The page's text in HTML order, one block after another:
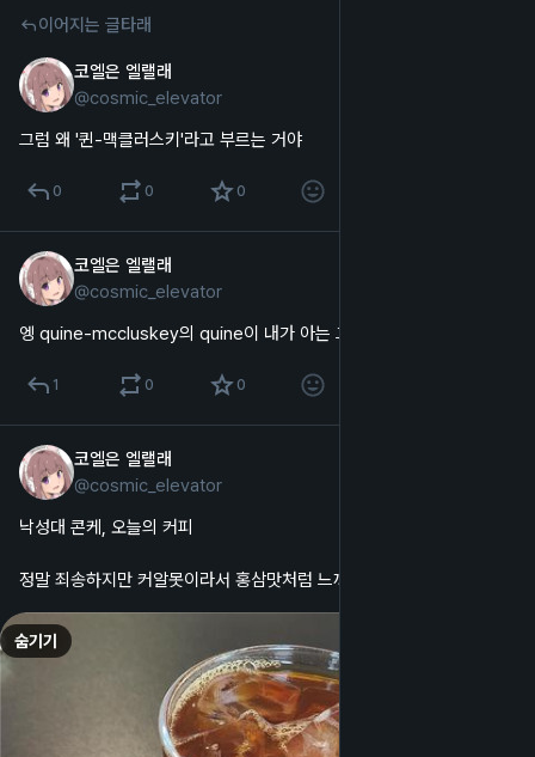
이어지는 글타래
코엘은 엘랠래
@cosmic_elevator
그럼 왜 '퀸-맥클러스키'라고 부르는 거야
0 0 0
코엘은 엘랠래
@cosmic_elevator
엥 quine-mccluskey의 quine이 내가 아는 그 콰인이었어?
1 0 0
코엘은 엘랠래
@cosmic_elevator
낙성대 콘케, 오늘의 커피
정말 죄송하지만 커알못이라서 홍삼맛처럼 느껴져요......
숨기기